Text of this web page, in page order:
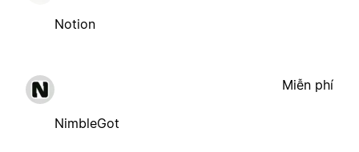
Notion
NimbleGot
Miễn phí